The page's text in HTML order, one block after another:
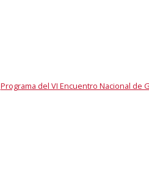
Programa del VI Encuentro Nacional de